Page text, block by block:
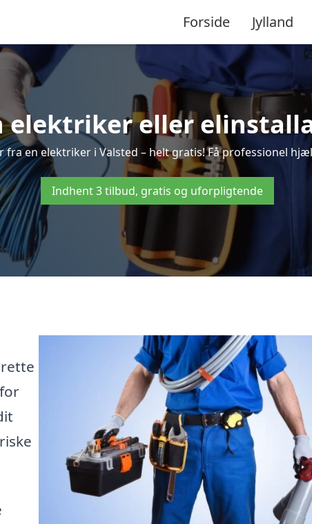
Forside Jylland
elektriker eller
en elektriker i Valsted – helt gratis! Få professionel
Indhent 3 tilbud, gratis og uforpligtende